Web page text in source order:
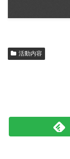
活動内容